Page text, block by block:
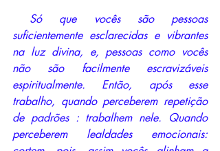
suficientemente esclarecidas e vibrantes
na luz divina, e, pessoas como vocês
não são facilmente escravizáveis
espiritualmente. Então, após esse
trabalho, quando perceberem repetição
de padrões : trabalhem nele. Quando
perceberem lealdades emocionais: